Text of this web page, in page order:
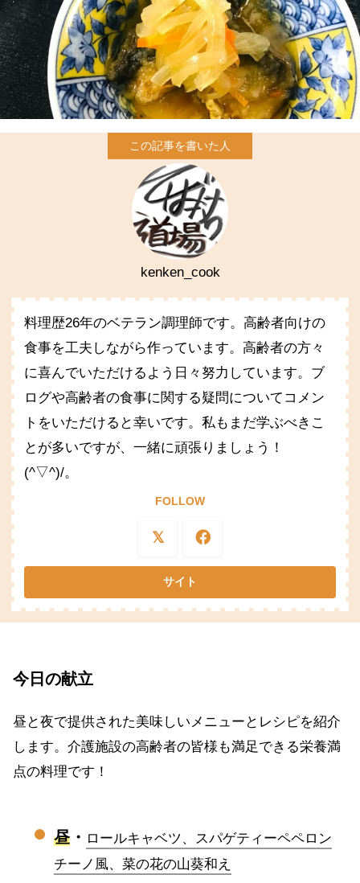
kenken_cook
料理歴26年のベテラン調理師です。高齢者向けの
食事を工夫しながら作っています。高齢者の方々
に喜んでいただけるよう日々努力しています。ブ
ログや高齢者の食事に関する疑問についてコメン
トをいただけると幸いです。私もまだ学ぶべきこ
とが多いですが、一緒に頑張りましょう！
(^▽^)/。
FOLLOW
今日の献立
昼と夜で提供された美味しいメニューとレシピを紹介
します。介護施設の高齢者の皆様も満足できる栄養満
点の料理です！
昼・ ロールキャベツ、スパゲティーペペロン
チーノ風、菜の花の山葵和え